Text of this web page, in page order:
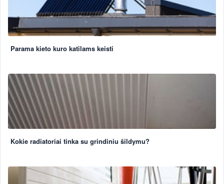
Parama kieto kuro katilams keisti
Kokie radiatoriai tinka su grindiniu šildymu?